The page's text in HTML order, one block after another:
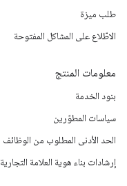
طلب ميزة
الاطّلاع على المشاكل المفتوحة
معلومات المنتج
بنود الخدمة
سياسات المطوّرين
الحد الأدنى المطلوب من الوظائف
إرشادات بناء هوية العلامة التجارية